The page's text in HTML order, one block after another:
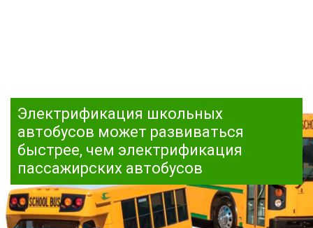
Электрификация школьных
автобусов может развиваться
быстрее, чем электрификация
пассажирских автобусов